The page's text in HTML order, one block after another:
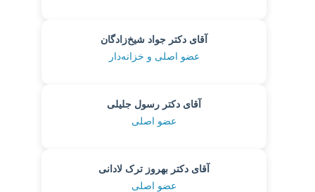
آقای دکتر جواد شیخ‌زادگان
عضو اصلی و خزانه‌دار
آقای دکتر رسول جلیلی
عضو اصلی
آقای دکتر بهروز ترک لادانی
عضو اصلی